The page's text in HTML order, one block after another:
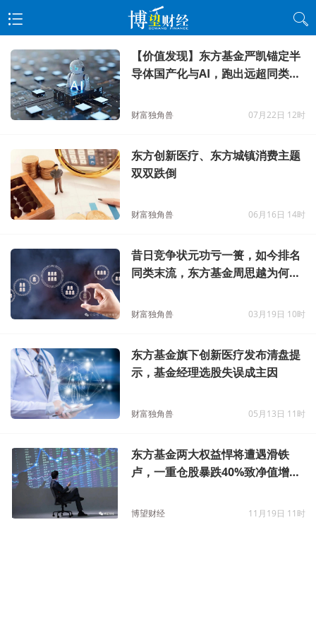
【价值发现】东方基金严凯锚定半
导体国产化与AI，跑出远超同类的
财富独角兽 07月22日 12时
东方创新医疗、东方城镇消费主题
双双跌倒
财富独角兽 06月16日 14时
昔日竞争状元功亏一篑，如今排名
同类末流，东方基金周思越为何泯
财富独角兽 03月19日 10时
东方基金旗下创新医疗发布清盘提
示，基金经理选股失误成主因
财富独角兽 05月13日 11时
东方基金两大权益悍将遭遇滑铁
卢，一重仓股暴跌40%致净值增长
博望财经 11月19日 11时